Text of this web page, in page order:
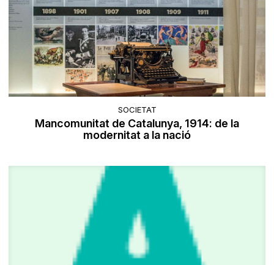
SOCIETAT
Mancomunitat de Catalunya, 1914: de la
modernitat a la nació